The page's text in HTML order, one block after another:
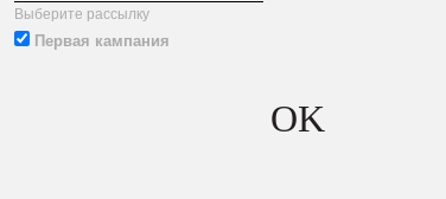
Выберите рассылку
Первая кампания
OK